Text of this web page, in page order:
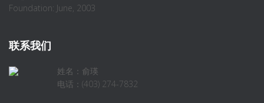
Foundation: June, 2003
联系我们
姓名：俞瑛
电话：(403) 274-7832